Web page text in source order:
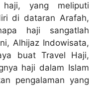
yang meliputi
di dataran Arafah,
haji sangatlah
Alhijaz Indowisata,
buat Travel Haji,
haji dalam Islam
pengalaman yang